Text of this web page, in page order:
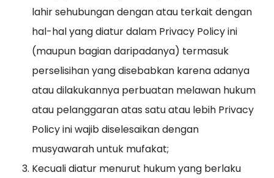
lahir sehubungan dengan atau terkait dengan
hal-hal yang diatur dalam Privacy Policy ini
(maupun bagian daripadanya) termasuk
perselisihan yang disebabkan karena adanya
atau dilakukannya perbuatan melawan hukum
atau pelanggaran atas satu atau lebih Privacy
Policy ini wajib diselesaikan dengan
musyawarah untuk mufakat;
Kecuali diatur menurut hukum yang berlaku